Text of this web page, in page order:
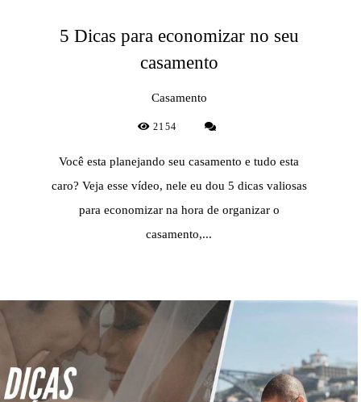
5 Dicas para economizar no seu
casamento
Casamento
2154
Você esta planejando seu casamento e tudo esta
caro? Veja esse vídeo, nele eu dou 5 dicas valiosas
para economizar na hora de organizar o
casamento,...